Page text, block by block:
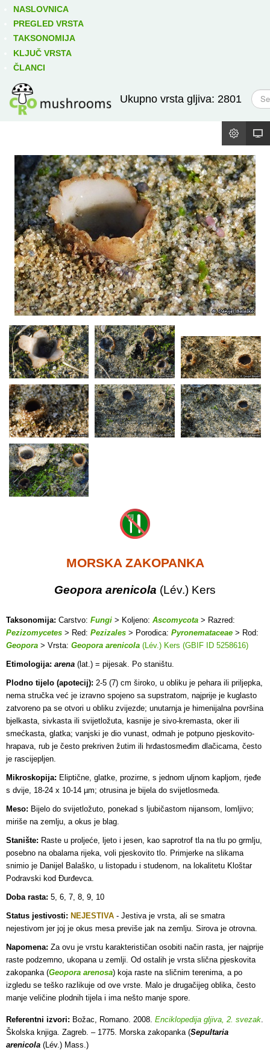
NASLOVNICA
PREGLED VRSTA
TAKSONOMIJA
KLJUČ VRSTA
ČLANCI
Ukupno vrsta gljiva: 2801
T
r
ž
MORSKA ZAKOPANKA
Geopora arenicola (Lév.) Kers
Taksonomija: Carstvo: Fungi > Koljeno: Ascomycota > Razred:
Pezizomycetes > Red: Pezizales > Porodica: Pyronemataceae > Rod:
Geopora > Vrsta: Geopora arenicola (Lév.) Kers (GBIF ID 5258616)
Etimologija: arena (lat.) = pijesak. Po staništu.
Plodno tijelo (apotecij): 2-5 (7) cm široko, u obliku je pehara ili priljepka,
nema stručka već je izravno spojeno sa supstratom, najprije je kuglasto
zatvoreno pa se otvori u obliku zvijezde; unutarnja je himenijalna površina
bjelkasta, sivkasta ili svijetložuta, kasnije je sivo-kremasta, oker ili
smećkasta, glatka; vanjski je dio vunast, odmah je potpuno pjeskovito-
hrapava, rub je često prekriven žutim ili hrđastosmeđim dlačicama, često
je rascijepljen.
Mikroskopija: Eliptične, glatke, prozirne, s jednom uljnom kapljom, rjeđe
s dvije, 18-24 x 10-14 µm; otrusina je bijela do svijetlosmeđa.
Meso: Bijelo do svijetložuto, ponekad s ljubičastom nijansom, lomljivo;
miriše na zemlju, a okus je blag.
Stanište: Raste u proljeće, ljeto i jesen, kao saprotrof tla na tlu po grmlju,
posebno na obalama rijeka, voli pjeskovito tlo. Primjerke na slikama
snimio je Danijel Balaško, u listopadu i studenom, na lokalitetu Kloštar
Podravski kod Đurđevca.
Doba rasta: 5, 6, 7, 8, 9, 10
Status jestivosti: NEJESTIVA - Jestiva je vrsta, ali se smatra
nejestivom jer joj je okus mesa previše jak na zemlju. Sirova je otrovna.
Napomena: Za ovu je vrstu karakterističan osobiti način rasta, jer najprije
raste podzemno, ukopana u zemlji. Od ostalih je vrsta slična pjeskovita
zakopanka (Geopora arenosa) koja raste na sličnim terenima, a po
izgledu se teško razlikuje od ove vrste. Malo je drugačijeg oblika, često
manje veličine plodnih tijela i ima nešto manje spore.
Referentni izvori: Božac, Romano. 2008. Enciklopedija gljiva, 2. svezak.
Školska knjiga. Zagreb. – 1775. Morska zakopanka (Sepultaria
arenicola (Lév.) Mass.)
Izravno podređene niže takse: